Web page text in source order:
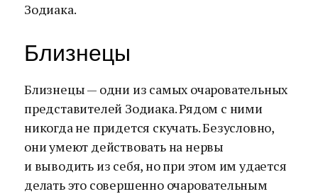
Зодиака.
Близнецы
Близнецы — одни из самых очаровательных
представителей Зодиака. Рядом с ними
никогда не придется скучать. Безусловно,
они умеют действовать на нервы
и выводить из себя, но при этом им удается
делать это совершенно очаровательным